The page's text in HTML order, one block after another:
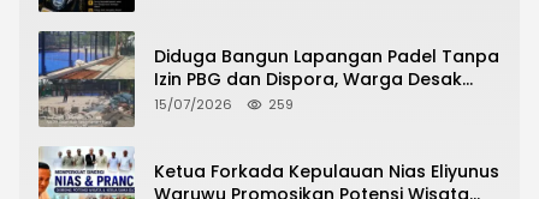
Diduga Bangun Lapangan Padel Tanpa
Izin PBG dan Dispora, Warga Desak
CKTRP dan Dispora Jakarta Barat
15/07/2026 259
Ketua Forkada Kepulauan Nias Eliyunus
Waruwu Promosikan Potensi Wisata